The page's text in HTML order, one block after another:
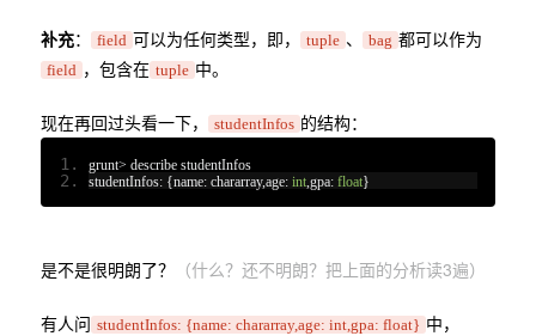
补充： field 可以为任何类型，即， tuple 、 bag 都可以作为
field ，包含在 tuple 中。
现在再回过头看一下， studentInfos 的结构：
grunt> describe studentInfos
studentInfos: {name: chararray,age: int, gpa: float}
是不是很明朗了？ （什么？还不明朗？把上面的分析读3遍）
有人问 studentInfos: {name: chararray,age: int,gpa: float} 中，